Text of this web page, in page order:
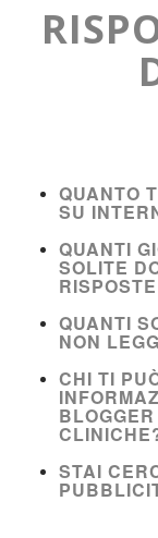
QUANTO
SU
QUANTI
SOLITE
QUANTI
NON
CHI TI
STAI